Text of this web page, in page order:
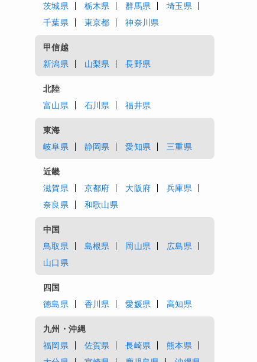
茨城県
栃木県 群馬県
埼玉県
千葉県
東京都 神奈川県
甲信越
新潟県
山梨県 長野県
北陸
富山県
石川県 福井県
東海
岐阜県
静岡県 愛知県 三重県
近畿
滋賀県
京都府 大阪府
兵庫県
奈良県
和歌山県
中国
鳥取県
島根県 岡山県
広島県
山口県
四国
徳島県
香川県 愛媛県 高知県
九州・沖縄
福岡県
佐賀県 長崎県
熊本県